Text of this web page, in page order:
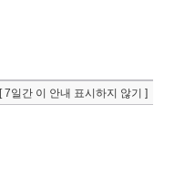
[ 7일간 이 안내 표시하지 않기 ]